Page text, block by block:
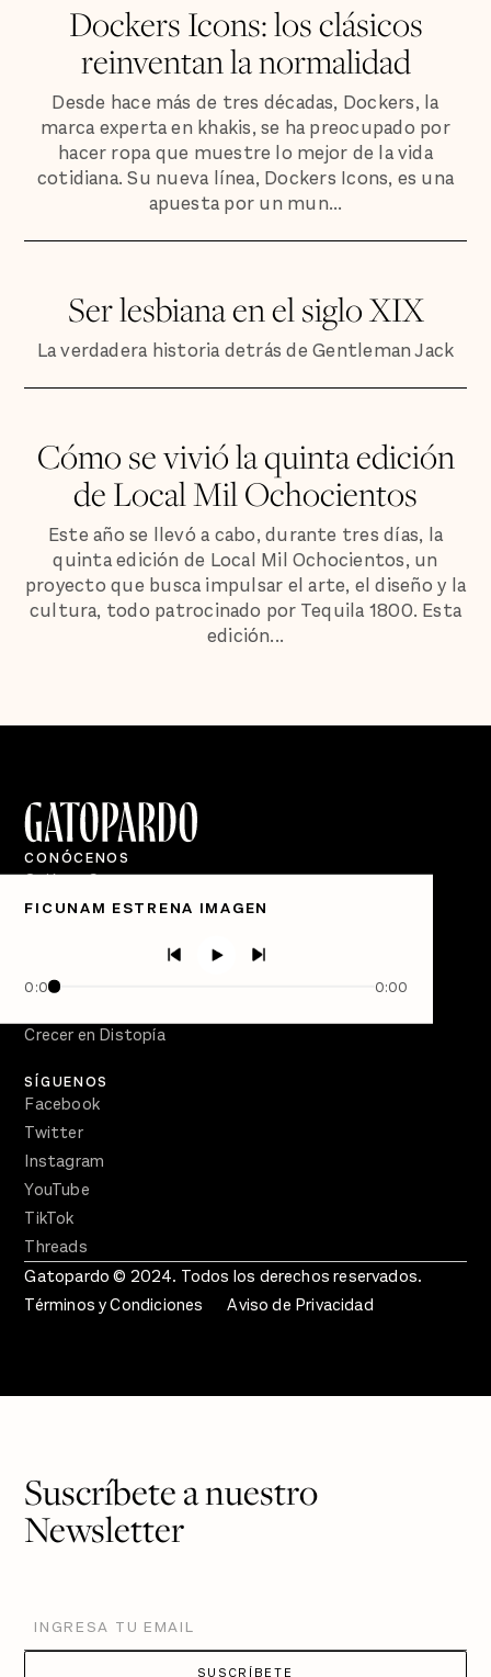
Dockers Icons: los clásicos
reinventan la normalidad
Desde hace más de tres décadas, Dockers, la
marca experta en khakis, se ha preocupado por
hacer ropa que muestre lo mejor de la vida
cotidiana. Su nueva línea, Dockers Icons, es una
apuesta por un mun...
Ser lesbiana en el siglo XIX
La verdadera historia detrás de Gentleman Jack
Cómo se vivió la quinta edición
de Local Mil Ochocientos
Este año se llevó a cabo, durante tres días, la
quinta edición de Local Mil Ochocientos, un
proyecto que busca impulsar el arte, el diseño y la
cultura, todo patrocinado por Tequila 1800. Esta
edición...
FICUNAM ESTRENA IMAGEN
0:00 0:00
CONÓCENOS
Quiénes Somos
Directorio
Semanario Gatopardo
Crecer en Distopía
SÍGUENOS
Facebook
Twitter
Instagram
YouTube
TikTok
Threads
Gatopardo © 2024. Todos los derechos reservados.
Términos y Condiciones
Aviso de Privacidad
Suscríbete a nuestro
Newsletter